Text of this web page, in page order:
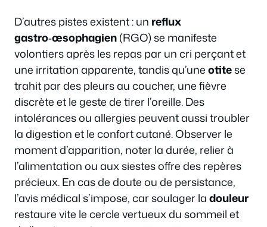
D’autres pistes existent : un reflux
gastro‑œsophagien(RGO) se manifeste
volontiers après les repas par un cri perçant et
une irritation apparente, tandis qu’uneotitese
trahit par des pleurs au coucher, une fièvre
discrète et le geste de tirer l’oreille. Des
intolérances ou allergies peuvent aussi troubler
la digestion et le confort cutané. Observer le
moment d’apparition, noter la durée, relier à
l’alimentation ou aux siestes offre des repères
précieux. En cas de doute ou de persistance,
l’avis médical s’impose, car soulager ladouleur
restaure vite le cercle vertueux du sommeil et